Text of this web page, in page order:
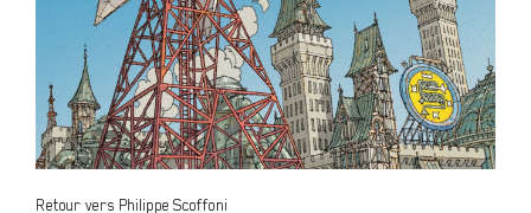
Retour vers Philippe Scoffoni